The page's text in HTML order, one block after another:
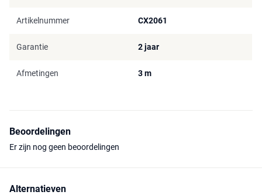
Artikelnummer CX2061
Garantie 2 jaar
Afmetingen 3 m
Beoordelingen
Er zijn nog geen beoordelingen
Alternatieven